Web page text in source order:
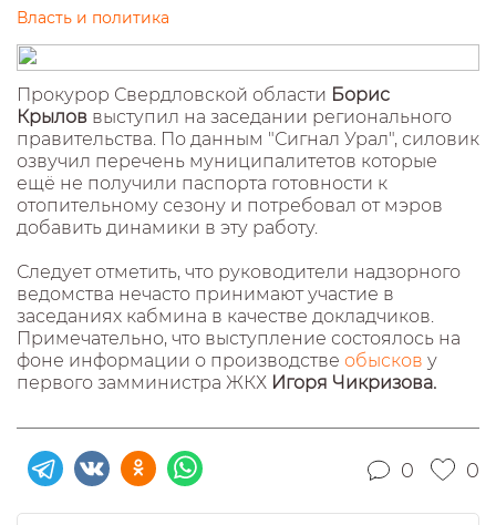
Власть и политика
Прокурор Свердловской области Борис
Крылов выступил на заседании регионального
правительства. По данным "Сигнал Урал", силовик
озвучил перечень муниципалитетов которые
ещё не получили паспорта готовности к
отопительному сезону и потребовал от мэров
добавить динамики в эту работу.
Следует отметить, что руководители надзорного
ведомства нечасто принимают участие в
заседаниях кабмина в качестве докладчиков.
Примечательно, что выступление состоялось на
фоне информации о производстве обысков у
первого замминистра ЖКХ Игоря Чикризова.
0 0